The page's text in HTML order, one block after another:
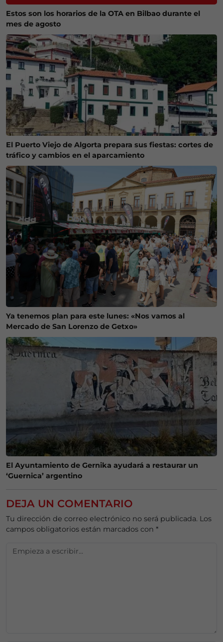
Estos son los horarios de la OTA en Bilbao durante el
mes de agosto
El Puerto Viejo de Algorta prepara sus fiestas: cortes de
tráfico y cambios en el aparcamiento
Ya tenemos plan para este lunes: «Nos vamos al
Mercado de San Lorenzo de Getxo»
El Ayuntamiento de Gernika ayudará a restaurar un
‘Guernica’ argentino
DEJA UN COMENTARIO
Tu dirección de correo electrónico no será publicada. Los
campos obligatorios están marcados con *